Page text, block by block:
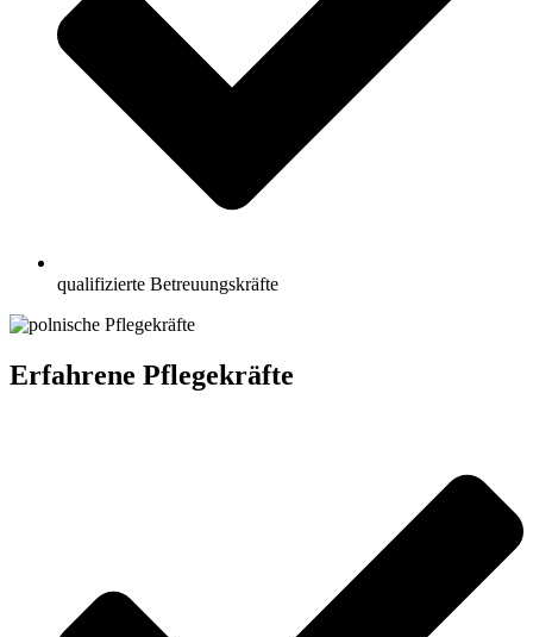
qualifizierte Betreuungskräfte
Erfahrene Pflegekräfte